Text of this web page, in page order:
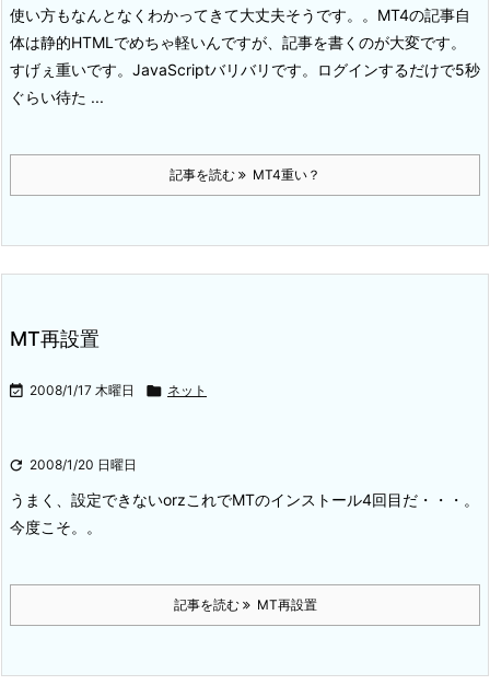
使い方もなんとなくわかってきて大丈夫そうです。。 MT4の記事自
体は静的HTMLでめちゃ軽いんですが、記事を書くのが大変です。
すげぇ重いです。JavaScriptバリバリです。ログインするだけで5秒
ぐらい待た ...
記事を読む MT4重い？
MT再設置
 2008/1/17 木曜日  ネット
 2008/1/20 日曜日
うまく、設定できないorzこれでMTのインストール4回目だ・・・。
今度こそ。。
記事を読む MT再設置